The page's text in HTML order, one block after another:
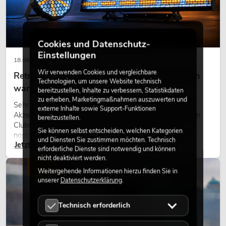
18.06.2026
Retro-Licht im modernen Lichtdesign: Warum
warmes Licht wieder wirkt
Sehr warmes Licht, sichtbare Leuchtflächen und farbige
Akzente prägen viele aktuelle Lichtdesigns auf Bühnen, in
Clubs und bei Events. Retro-Licht ist dabei kein rein
nostalgischer Effekt, sondern ein bewusst eingesetztes
Gestaltungsmittel: Es schafft Atmosphäre, gibt Szenen
Charakter und kann technische LED-Setups emotionaler
wirken lassen.
Jetzt lesen
LICHT
Cookies und Datenschutz-
Einstellungen
Wir verwenden Cookies und vergleichbare
Technologien, um unsere Website technisch
bereitzustellen, Inhalte zu verbessern, Statistikdaten
zu erheben, Marketingmaßnahmen auszuwerten und
externe Inhalte sowie Support-Funktionen
bereitzustellen.
Sie können selbst entscheiden, welchen Kategorien
und Diensten Sie zustimmen möchten. Technisch
erforderliche Dienste sind notwendig und können
nicht deaktiviert werden.
Weitergehende Informationen hierzu finden Sie in
unsererDatenschutzerklärung.
Technisch erforderlich